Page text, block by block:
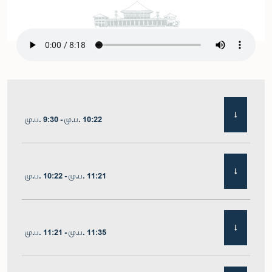
மு.ப. 9:30 - மு.ப. 10:22
மு.ப. 10:22 - மு.ப. 11:21
மு.ப. 11:21 - மு.ப. 11:35